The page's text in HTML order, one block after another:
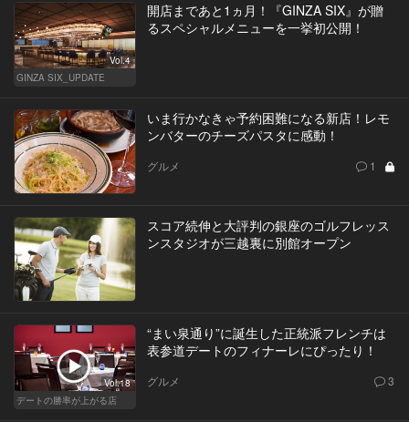
Vol.4
GINZA SIX_UPDATE
開店まであと1ヵ月！『GINZA SIX』が贈
るスペシャルメニューを一挙初公開！
いま行かなきゃ予約困難になる新店！レモ
ンバターのチーズパスタに感動！
グルメ 1
スコア続伸と大評判の銀座のゴルフレッス
ンスタジオが三越裏に別館オープン
Vol.18
デートの勝率が上がる店
“まい泉通り”に誕生した正統派フレンチは
表参道デートのフィナーレにぴったり！
グルメ 3